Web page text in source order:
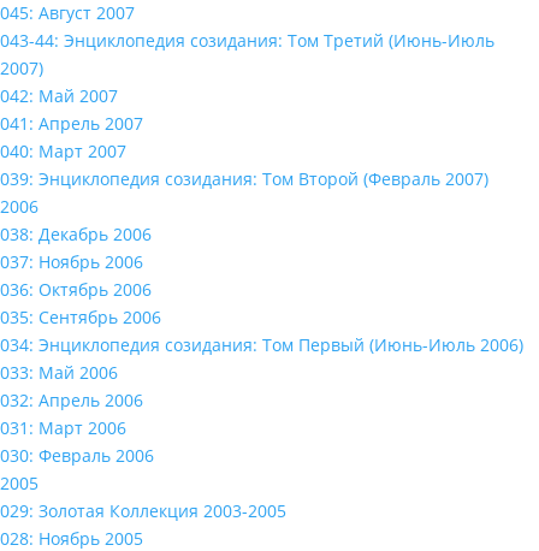
045: Август 2007
043-44: Энциклопедия созидания: Том Третий (Июнь-Июль
2007)
042: Май 2007
041: Апрель 2007
040: Март 2007
039: Энциклопедия созидания: Том Второй (Февраль 2007)
2006
038: Декабрь 2006
037: Ноябрь 2006
036: Октябрь 2006
035: Сентябрь 2006
034: Энциклопедия созидания: Том Первый (Июнь-Июль 2006)
033: Май 2006
032: Апрель 2006
031: Март 2006
030: Февраль 2006
2005
029: Золотая Коллекция 2003-2005
028: Ноябрь 2005